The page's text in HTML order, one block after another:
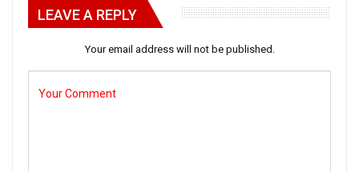
LEAVE A REPLY
Your email address will not be published.